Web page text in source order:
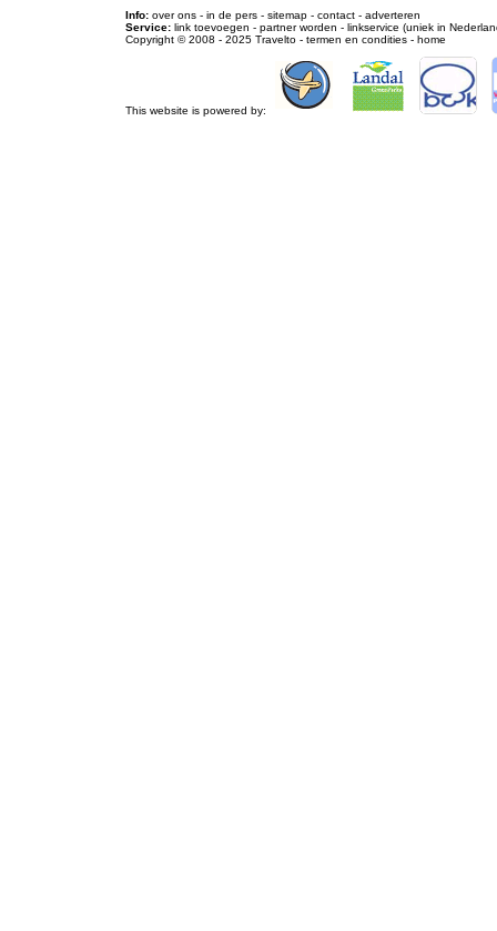
Info: over ons - in de pers - sitemap - contact - adverteren
Service: link toevoegen - partner worden - linkservice (uniek in
Copyright © 2008 - 2025 Travelto - termen en condities - home
This website is powered by: